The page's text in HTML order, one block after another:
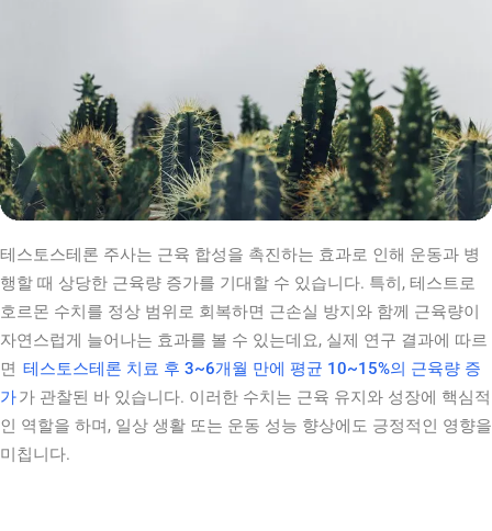
테스토스테론 주사는 근육 합성을 촉진하는 효과로 인해 운동과 병
행할 때 상당한 근육량 증가를 기대할 수 있습니다. 특히, 테스트로
호르몬 수치를 정상 범위로 회복하면 근손실 방지와 함께 근육량이
자연스럽게 늘어나는 효과를 볼 수 있는데요, 실제 연구 결과에 따르
면 테스토스테론 치료 후 3~6개월 만에 평균 10~15%의 근육량 증
가가 관찰된 바 있습니다. 이러한 수치는 근육 유지와 성장에 핵심적
인 역할을 하며, 일상 생활 또는 운동 성능 향상에도 긍정적인 영향을
미칩니다.